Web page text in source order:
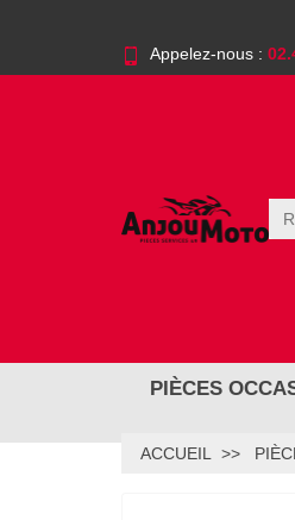
Appelez-nous :
PIÈCES
ACCUEIL